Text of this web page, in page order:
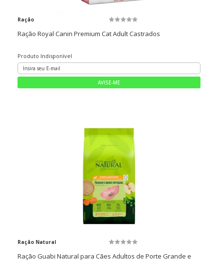
Ração
Ração Royal Canin Premium Cat Adult Castrados
Produto Indisponível
Ração Natural
Ração Guabi Natural para Cães Adultos de Porte Grande e